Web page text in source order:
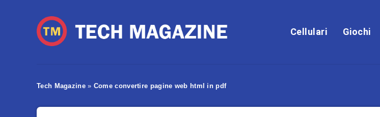
Cellulari Giochi
Tech Magazine» Come convertire pagine web html in pdf